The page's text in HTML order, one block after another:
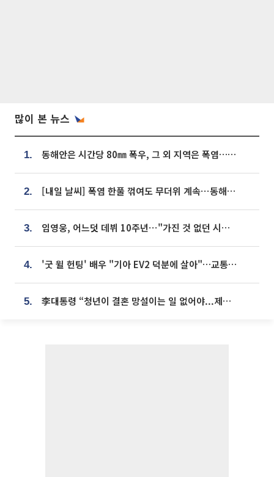
많이 본 뉴스
1. 동해안은 시간당 80㎜ 폭우, 그 외 지역은 폭염…‘극과 극 날씨’
2. [내일 날씨] 폭염 한풀 꺾여도 무더위 계속⋯동해안 이틀 연속 비
3. 임영웅, 어느덧 데뷔 10주년⋯"가진 것 없던 시절, 내 앞엔 20명의 팬뿐"
4. '굿 윌 헌팅' 배우 "기아 EV2 덕분에 살아"…교통사고 후 안전성 극찬
5. 李대통령 “청년이 결혼 망설이는 일 없어야...제도상 불이익 조사”